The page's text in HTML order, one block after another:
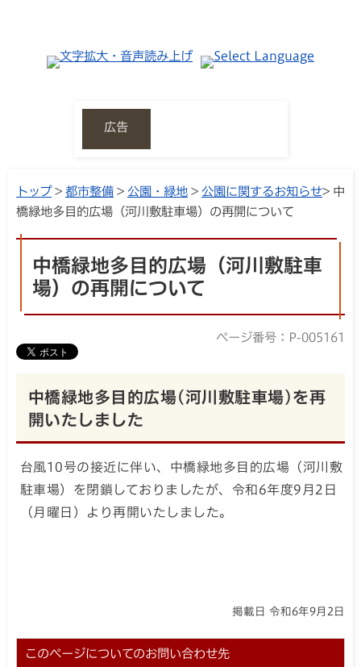
広告
トップ> 都市整備 > 公園・緑地 > 公園に関するお知らせ> 中
橋緑地多目的広場（河川敷駐車場）の再開について
中橋緑地多目的広場（河川敷駐車
場）の再開について
ページ番号：P-005161
中橋緑地多目的広場(河川敷駐車場)を再
開いたしました
台風10号の接近に伴い、中橋緑地多目的広場（河川敷
駐車場）を閉鎖しておりましたが、令和6年度9月2日
（月曜日）より再開いたしました。
掲載日 令和6年9月2日
このページについてのお問い合わせ先